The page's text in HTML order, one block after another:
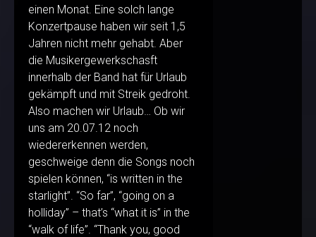
einen Monat. Eine solch lange
Konzertpause haben wir seit 1,5
Jahren nicht mehr gehabt. Aber
die Musikergewerkschasft
innerhalb der Band hat für Urlaub
gekämpft und mit Streik gedroht.
Also machen wir Urlaub… Ob wir
uns am 20.07.12 noch
wiedererkennen werden,
geschweige denn die Songs noch
spielen können, “is written in the
starlight”. “So far”, “going on a
holliday” – that’s “what it is” in the
“walk of life”. “Thank you, good